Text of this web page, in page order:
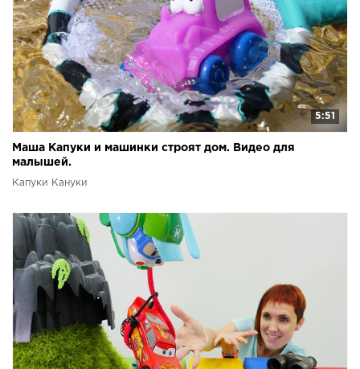
5:51
Маша Капуки и машинки строят дом. Видео для
малышей.
Капуки Кануки